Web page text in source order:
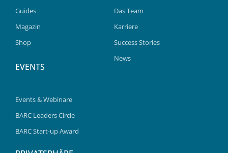
Guides
Magazin
Shop
EVENTS
Events & Webinare
BARC Leaders Circle
BARC Start-up Award
Das Team
Karriere
Success Stories
News